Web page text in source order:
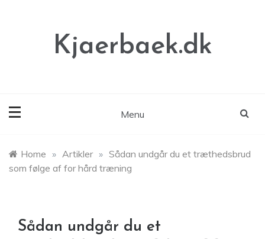
Kjaerbaek.dk
Menu
Home » Artikler » Sådan undgår du et træthedsbrud
som følge af for hård træning
Sådan undgår du et